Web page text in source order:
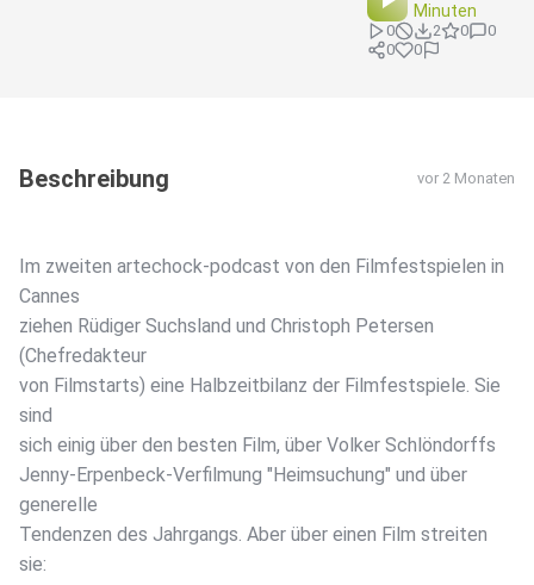
Minuten
0 2 0
0
0
0
Beschreibung vor 2 Monaten
Im zweiten artechock-podcast von den Filmfestspielen in
Cannes
ziehen Rüdiger Suchsland und Christoph Petersen
(Chefredakteur
von Filmstarts) eine Halbzeitbilanz der Filmfestspiele. Sie
sind
sich einig über den besten Film, über Volker Schlöndorffs
Jenny-Erpenbeck-Verfilmung "Heimsuchung" und über
generelle
Tendenzen des Jahrgangs. Aber über einen Film streiten
sie: